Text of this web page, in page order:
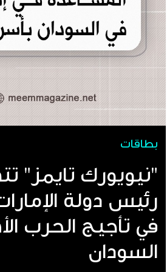
بطاقات
‏"نيويورك تايمز"
رئيس دولة
في تأجيج الحرب
السودان